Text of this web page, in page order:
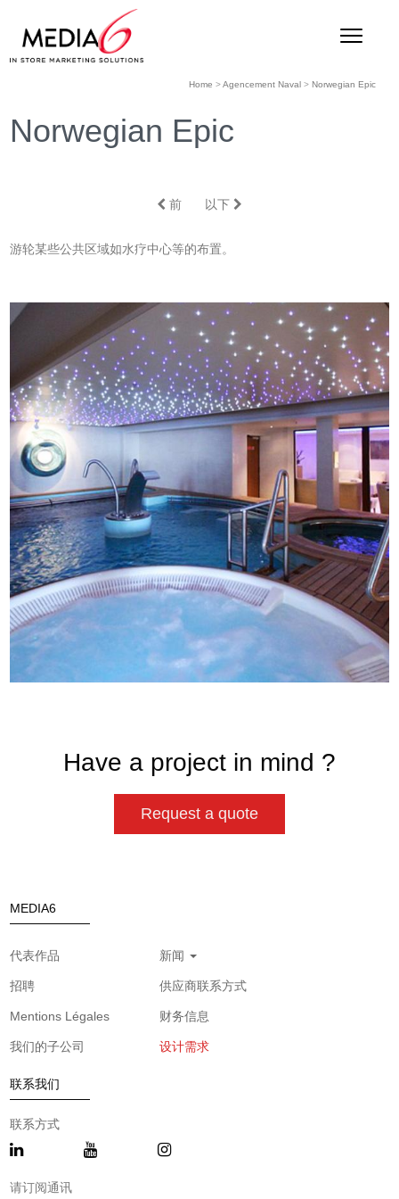
Home >Agencement Naval> Norwegian Epic
Norwegian Epic
前 以下
游轮某些公共区域如水疗中心等的布置。
Have a project in mind ?
Request a quote
MEDIA6
代表作品 新闻
招聘 供应商联系方式
Mentions Légales 财务信息
我们的子公司 设计需求
联系我们
联系方式
请订阅通讯